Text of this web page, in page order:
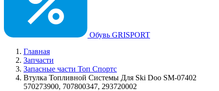
Обувь GRISPORT
Главная
Запчасти
Запасные части Топ Спортс
Втулка Топливной Системы Для Ski Doo SM-07402
570273900, 707800347, 293720002